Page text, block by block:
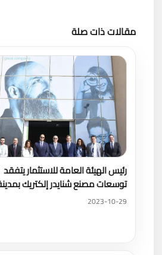
مقالات ذات صلة
رئيس الهيئة العامة للاستثمار يتفقد
توسعات مصنع شنايدر إلكتريك
2023-10-29